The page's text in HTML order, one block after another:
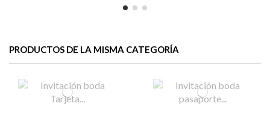
PRODUCTOS DE LA MISMA CATEGORÍA